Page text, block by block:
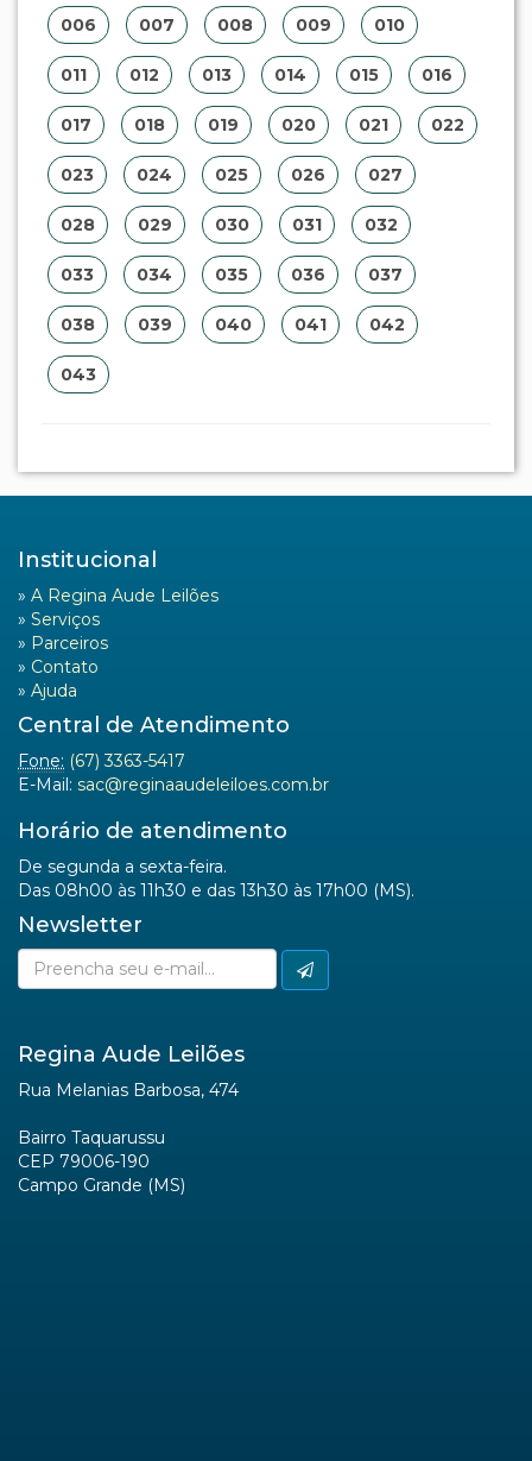
006 007 008 009 010
011 012 013 014 015 016
017 018 019 020 021 022
023 024 025 026 027
028 029 030 031 032
033 034 035 036 037
038 039 040 041 042
043
Institucional
» A Regina Aude Leilões
» Serviços
» Parceiros
» Contato
» Ajuda
Central de Atendimento
Fone: (67) 3363-5417
E-Mail: sac@reginaaudeleiloes.com.br
Horário de atendimento
De segunda a sexta-feira.
Das 08h00 às 11h30 e das 13h30 às 17h00 (MS).
Newsletter
Regina Aude Leilões
Rua Melanias Barbosa, 474
Bairro Taquarussu
CEP 79006-190
Campo Grande (MS)